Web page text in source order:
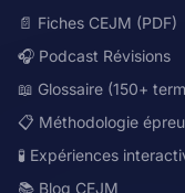
📄 Fiches CEJM (PDF)
🎧 Podcast Révisions
📖 Glossaire (150+
📋 Méthodologie
🧪 Expériences
📚 Blog CEJM